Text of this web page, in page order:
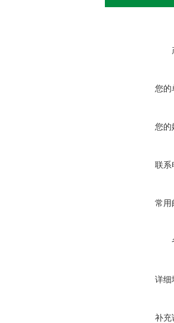
您的
您的
联系
常用
详细
补充